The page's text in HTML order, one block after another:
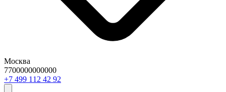
Москва
7700000000000
29 24 211 994 7+